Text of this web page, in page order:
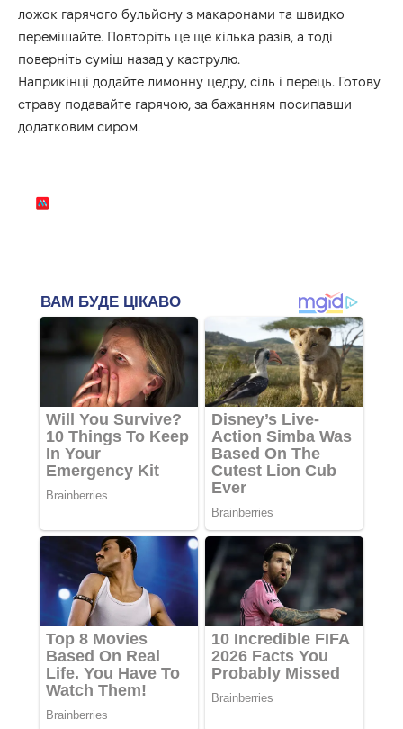
ложок гарячого бульйону з макаронами та швидко
перемішайте. Повторіть це ще кілька разів, а тоді
поверніть суміш назад у каструлю.
Наприкінці додайте лимонну цедру, сіль і перець. Готову
страву подавайте гарячою, за бажанням посипавши
додатковим сиром.